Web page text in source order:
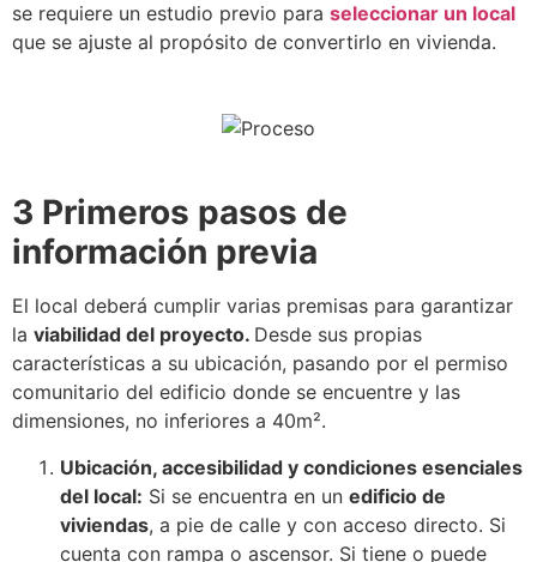
se requiere un estudio previo para seleccionar un local
que se ajuste al propósito de convertirlo en vivienda.
3 Primeros pasos de
información previa
El local deberá cumplir varias premisas para garantizar
la viabilidad del proyecto. Desde sus propias
características a su ubicación, pasando por el permiso
comunitario del edificio donde se encuentre y las
dimensiones, no inferiores a 40m².
Ubicación, accesibilidad y condiciones esenciales
del local: Si se encuentra en un edificio de
viviendas, a pie de calle y con acceso directo. Si
cuenta con rampa o ascensor. Si tiene o puede